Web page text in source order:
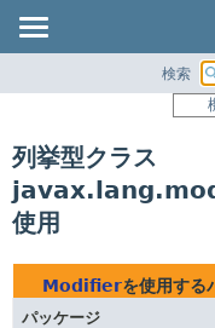
パッケージ
クラス
使用
ツリー
プレビュー
検索
列挙型クラス
使用
Modifierを使用する
パッケージ